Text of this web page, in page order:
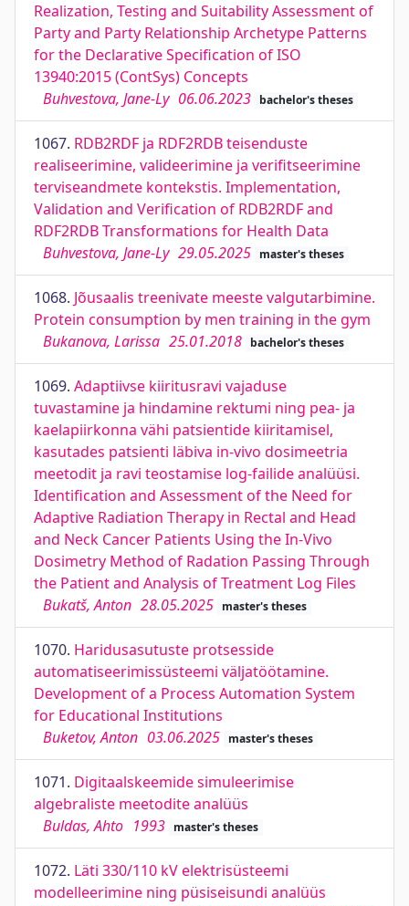
Realization, Testing and Suitability Assessment of
Party and Party Relationship Archetype Patterns
for the Declarative Specification of ISO
13940:2015 (ContSys) Concepts
Buhvestova, Jane-Ly 06.06.2023 bachelor's theses
1067. RDB2RDF ja RDF2RDB teisenduste
realiseerimine, valideerimine ja verifitseerimine
terviseandmete kontekstis. Implementation,
Validation and Verification of RDB2RDF and
RDF2RDB Transformations for Health Data
Buhvestova, Jane-Ly 29.05.2025 master's theses
1068. Jõusaalis treenivate meeste valgutarbimine.
Protein consumption by men training in the gym
Bukanova, Larissa 25.01.2018 bachelor's theses
1069. Adaptiivse kiiritusravi vajaduse
tuvastamine ja hindamine rektumi ning pea- ja
kaelapiirkonna vähi patsientide kiiritamisel,
kasutades patsienti läbiva in-vivo dosimeetria
meetodit ja ravi teostamise log-failide analüüsi.
Identification and Assessment of the Need for
Adaptive Radiation Therapy in Rectal and Head
and Neck Cancer Patients Using the In-Vivo
Dosimetry Method of Radation Passing Through
the Patient and Analysis of Treatment Log Files
Bukatš, Anton 28.05.2025 master's theses
1070. Haridusasutuste protsesside
automatiseerimissüsteemi väljatöötamine.
Development of a Process Automation System
for Educational Institutions
Buketov, Anton 03.06.2025 master's theses
1071. Digitaalskeemide simuleerimise
algebraliste meetodite analüüs
Buldas, Ahto 1993 master's theses
1072. Läti 330/110 kV elektrisüsteemi
modelleerimine ning püsiseisundi analüüs